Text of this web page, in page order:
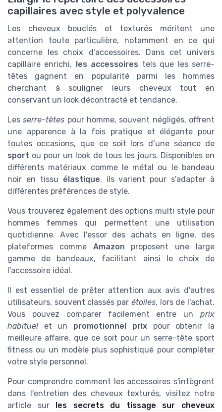
capillaires avec style et polyvalence
Les cheveux bouclés et texturés méritent une
attention toute particulière, notamment en ce qui
concerne les choix d’accessoires. Dans cet univers
capillaire enrichi, les accessoires tels que les serre-
têtes gagnent en popularité parmi les hommes
cherchant à souligner leurs cheveux tout en
conservant un look décontracté et tendance.
Lesserre-têtes pour homme, souvent négligés, offrent
une apparence à la fois pratique et élégante pour
toutes occasions, que ce soit lors d’une séance de
sport ou pour un look de tous les jours. Disponibles en
différents matériaux comme le métal ou le bandeau
noir en tissu élastique, ils varient pour s'adapter à
différentes préférences de style.
Vous trouverez également des options multi style pour
hommes femmes qui permettent une utilisation
quotidienne. Avec l'essor des achats en ligne, des
plateformes comme Amazon proposent une large
gamme de bandeaux, facilitant ainsi le choix de
l'accessoire idéal.
Il est essentiel de prêter attention aux avis d'autres
utilisateurs, souvent classés par étoiles, lors de l'achat.
Vous pouvez comparer facilement entre un prix
habituel et un promotionnel prixpour obtenir la
meilleure affaire, que ce soit pour un serre-tête sport
fitness ou un modèle plus sophistiqué pour compléter
votre style personnel.
Pour comprendre comment les accessoires s'intègrent
dans l'entretien des cheveux texturés, visitez notre
article sur les secrets du tissage sur cheveux